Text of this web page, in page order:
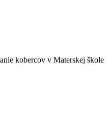
kobercov v Materskej škole